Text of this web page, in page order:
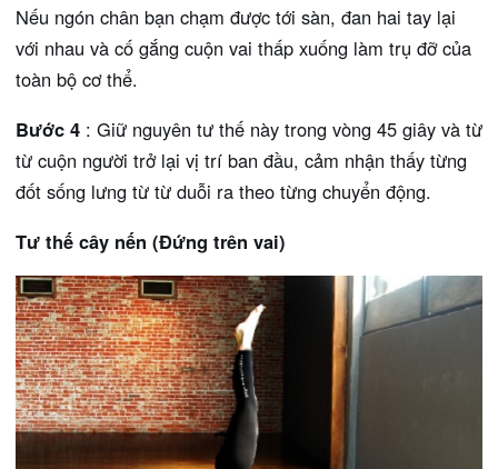
Nếu ngón chân bạn chạm được tới sàn, đan hai tay lại
với nhau và cố gắng cuộn vai thấp xuống làm trụ đỡ của
toàn bộ cơ thể.
Bước 4 : Giữ nguyên tư thế này trong vòng 45 giây và từ
từ cuộn người trở lại vị trí ban đầu, cảm nhận thấy từng
đốt sống lưng từ từ duỗi ra theo từng chuyển động.
Tư thế cây nến (Đứng trên vai)